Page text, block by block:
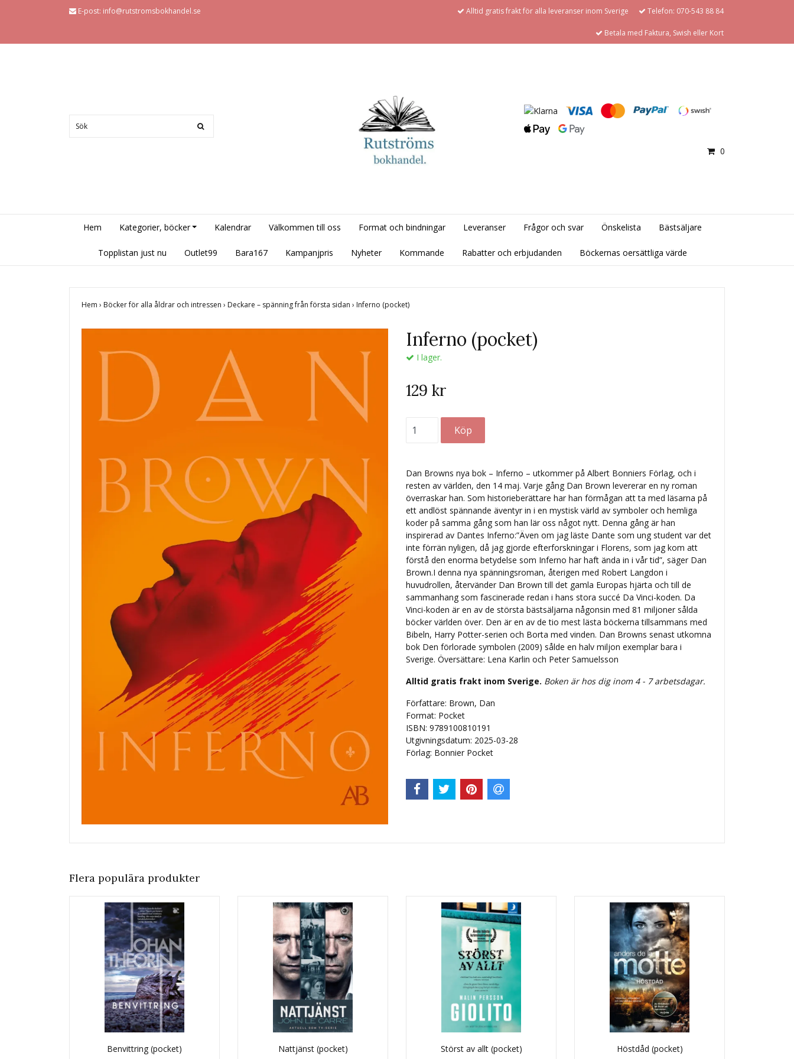
E-post: info@rutstromsbokhandel.se Alltid gratis frakt för alla leveranser inom Sverige Telefon: 070-543 88 84
Betala med Faktura, Swish eller Kort
0
Hem Kategorier, böcker Kalendrar Välkommen till oss Format och bindningar Leveranser Frågor och svar Önskelista Bästsäljare
Topplistan just nu Outlet99 Bara167 Kampanjpris Nyheter Kommande Rabatter och erbjudanden Böckernas oersättliga värde
Hem › Böcker för alla åldrar och intressen › Deckare – spänning från första sidan › Inferno (pocket)
Inferno (pocket)
I lager.
129 kr
Dan Browns nya bok – Inferno – utkommer på Albert Bonniers Förlag, och i
resten av världen, den 14 maj. Varje gång Dan Brown levererar en ny roman
överraskar han. Som historieberättare har han förmågan att ta med läsarna på
ett andlöst spännande äventyr in i en mystisk värld av symboler och hemliga
koder på samma gång som han lär oss något nytt. Denna gång är han
inspirerad av Dantes Inferno:”Även om jag läste Dante som ung student var det
inte förrän nyligen, då jag gjorde efterforskningar i Florens, som jag kom att
förstå den enorma betydelse som Inferno har haft ända in i vår tid”, säger Dan
Brown.I denna nya spänningsroman, återigen med Robert Langdon i
huvudrollen, återvänder Dan Brown till det gamla Europas hjärta och till de
sammanhang som fascinerade redan i hans stora succé Da Vinci-koden. Da
Vinci-koden är en av de största bästsäljarna någonsin med 81 miljoner sålda
böcker världen över. Den är en av de tio mest lästa böckerna tillsammans med
Bibeln, Harry Potter-serien och Borta med vinden. Dan Browns senast utkomna
bok Den förlorade symbolen (2009) sålde en halv miljon exemplar bara i
Sverige. Översättare: Lena Karlin och Peter Samuelsson
Alltid gratis frakt inom Sverige. Boken är hos dig inom 4 - 7 arbetsdagar.
Författare: Brown, Dan
Format: Pocket
ISBN: 9789100810191
Utgivningsdatum: 2025-03-28
Förlag: Bonnier Pocket
Flera populära produkter
Benvittring (pocket) Nattjänst (pocket) Störst av allt (pocket) Höstdåd (pocket)